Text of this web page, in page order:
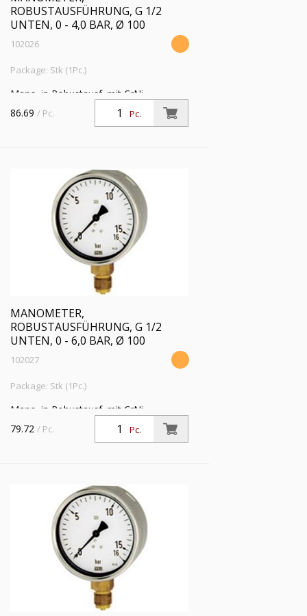
ROBUSTAUSFÜHRUNG, G 1/2
UNTEN, 0 - 4,0 BAR, Ø 100
102026
Package: Stk (1Pc.)
Mano. in Robustausf. mit CrNi-
Stahlgeh., Anschluss radial unten, G 1/2,
Typ 212.20, Güteklasse 1,0, Messber. 0
Pc.
86.69 / Pc.
MANOMETER,
ROBUSTAUSFÜHRUNG, G 1/2
UNTEN, 0 - 6,0 BAR, Ø 100
102027
Package: Stk (1Pc.)
Mano. in Robustausf. mit CrNi-
Stahlgeh., Anschluss radial unten, G 1/2,
Typ 212.20, Güteklasse 1,0, Messber. 0
Pc.
79.72 / Pc.